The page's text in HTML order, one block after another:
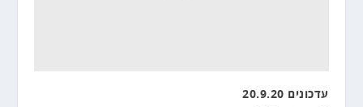
עדכונים 20.9.20